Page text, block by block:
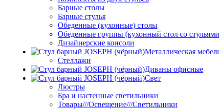
Барные столы
Барные стулья
Обеденные (кухонные) столы
Обеденные группы (кухонный стол со
Дизайнерские консоли
Металлическая
Стеллажи
Диваны офисные
Свет
Люстры
Бра и настенные светильники
Товары///Освещение///Светильники